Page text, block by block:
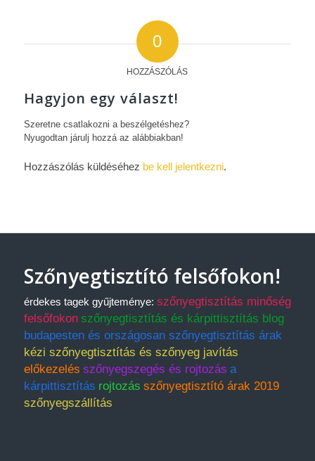
0
HOZZÁSZÓLÁS
Hagyjon egy választ!
Szeretne csatlakozni a beszélgetéshez?
Nyugodtan járulj hozzá az alábbiakban!
Hozzászólás küldéséhez be kell jelentkezni.
Szőnyegtisztító felsőfokon!
érdekes tagek gyűjteménye: szőnyegtisztítás minőség
felsőfokon szőnyegtisztítás és kárpittisztítás blog
budapesten és országosan szőnyegtisztítás árak
kézi szőnyegtisztítás és szőnyeg javítás
előkezelés szőnyegszegés és rojtozás a
kárpittisztítás rojtozás szőnyegtisztító árak 2019
szőnyegszállítás